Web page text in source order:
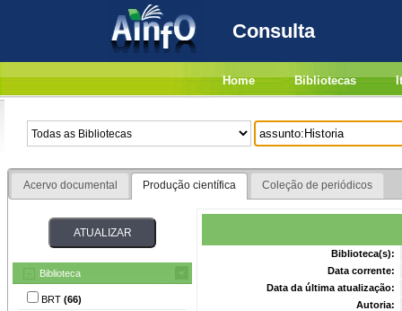
Consulta
Home Bibliotecas
Acervo documental Produção científica Coleção de periódicos
Biblioteca
BRT (66)
Biblioteca(s):
Data corrente:
Data da última atualização:
Autoria: